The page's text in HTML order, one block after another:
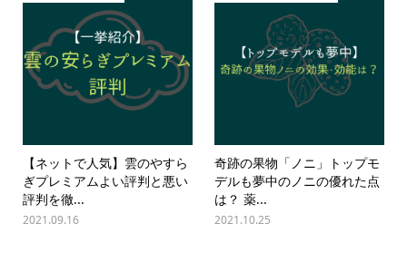
【ネットで人気】雲のやすら
ぎプレミアムよい評判と悪い
評判を徹...
2021.09.16
奇跡の果物「ノニ」トップモ
デルも夢中のノニの優れた点
は？ 薬...
2021.10.25